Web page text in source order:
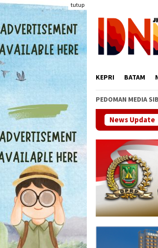
Loncat
ke
konten
tutup
KEPRI BATAM
PEDOMAN MEDIA
News Update
HUT ke-81 Kemerdekaan RI, MEG Ajak